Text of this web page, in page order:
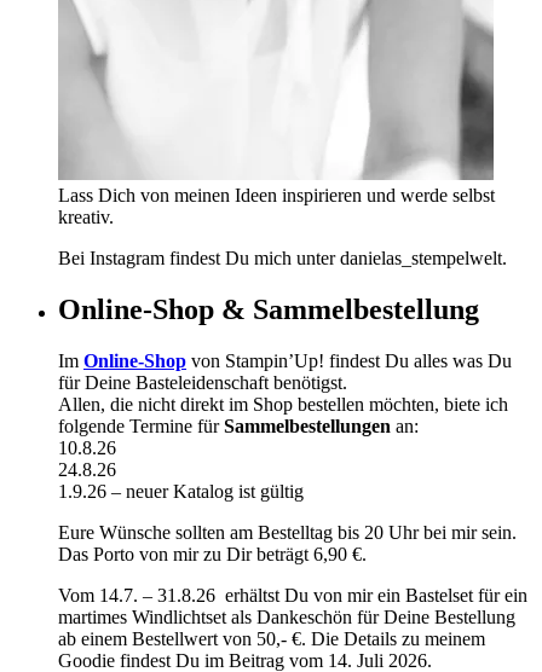
Lass Dich von meinen Ideen inspirieren und werde selbst
kreativ.
Bei Instagram findest Du mich unter danielas_stempelwelt.
Online-Shop & Sammelbestellung
Im Online-Shop von Stampin’Up! findest Du alles was Du
für Deine Basteleidenschaft benötigst.
Allen, die nicht direkt im Shop bestellen möchten, biete ich
folgende Termine fürSammelbestellungen an:
10.8.26
24.8.26
1.9.26 – neuer Katalog ist gültig
Eure Wünsche sollten am Bestelltag bis 20 Uhr bei mir sein.
Das Porto von mir zu Dir beträgt 6,90 €.
Vom 14.7. – 31.8.26 erhältst Du von mir ein Bastelset für ein
martimes Windlichtset als Dankeschön für Deine Bestellung
ab einem Bestellwert von 50,- €. Die Details zu meinem
Goodie findest Du im Beitrag vom 14. Juli 2026.